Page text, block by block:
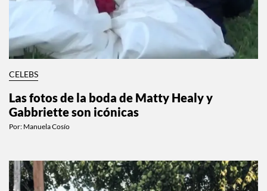
CELEBS
Las fotos de la boda de Matty Healy y
Gabbriette son icónicas
Por: Manuela Cosío